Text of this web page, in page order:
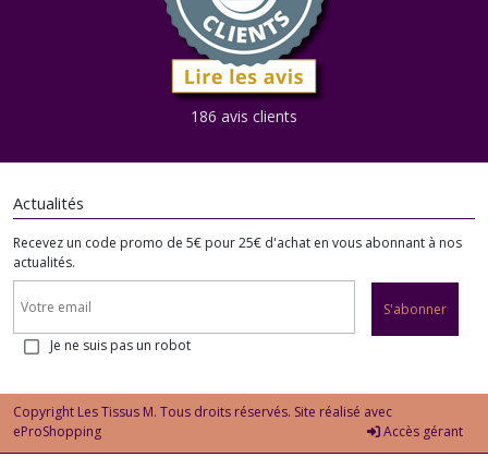
186 avis clients
Actualités
Recevez un code promo de 5€ pour 25€ d'achat en vous abonnant à nos
actualités.
S'abonner
Je ne suis pas un robot
Copyright Les Tissus M. Tous droits réservés. Site réalisé avec
eProShopping
Accès gérant